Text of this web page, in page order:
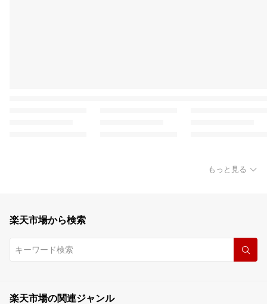
もっと見る
楽天市場から検索
楽天市場の関連ジャンル